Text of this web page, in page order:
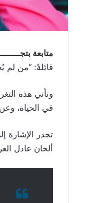
متابعة
قائلةً: “من لم
وتأتي هذه
في الحياة،
تجدر الإشارة
ألحان عادل